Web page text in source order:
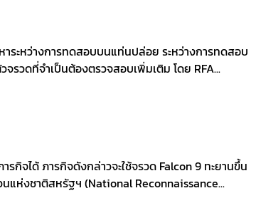
ระหว่างการทดสอบบนแท่นปล่อย ระหว่างการทดสอบ
วดที่จำเป็นต้องตรวจสอบเพิ่มเติม โดย RFA...
จได้ ภารกิจดังกล่าวจะใช้จรวด Falcon 9 ทะยานขึ้น
แห่งชาติสหรัฐฯ (National Reconnaissance...